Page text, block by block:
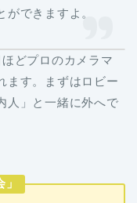
できますよ。
どプロのカメラマ
ます。まずはロビー
人」と一緒に外へで